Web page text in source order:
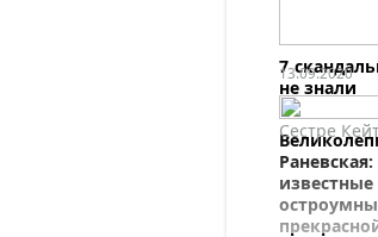
7
не знали
Сестре
13.09.2020